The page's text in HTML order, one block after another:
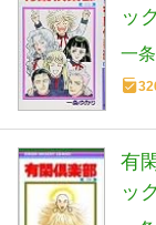
ッ
一
有
ッ